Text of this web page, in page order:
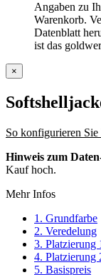
Angaben zu
Warenkorb.
Datenblatt
ist das
×
So konfigurieren
Hinweis zum
Kauf hoch.
Mehr Infos
1. Grundfarbe
2. Veredelung
3. Platzierung
4. Platzierung
5. Basispreis